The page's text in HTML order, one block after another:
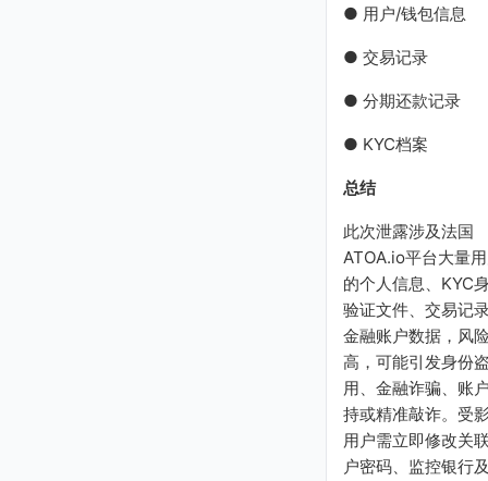
● 用户/钱包信息
● 交易记录
● 分期还款记录
● KYC档案
总结
此次泄露涉及法国
ATOA.io平台大量
的个人信息、KYC
验证文件、交易记
金融账户数据，风
高，可能引发身份
用、金融诈骗、账
持或精准敲诈。受
用户需立即修改关
户密码、监控银行